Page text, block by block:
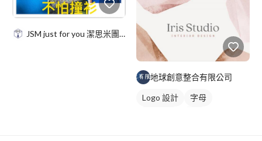
JSM just for you 潔思米團服
地球創意整合有限公司
Logo 設計
字母